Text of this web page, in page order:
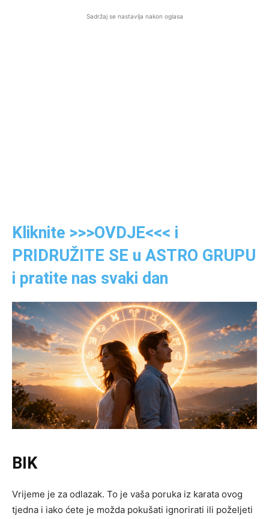
Sadržaj se nastavlja nakon oglasa
Kliknite >>>OVDJE<<< i
PRIDRUŽITE SE u ASTRO GRUPU
i pratite nas svaki dan
BIK
Vrijeme je za odlazak. To je vaša poruka iz karata ovog
tjedna i iako ćete je možda pokušati ignorirati ili poželjeti